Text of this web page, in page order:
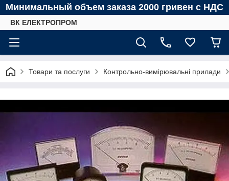
Минимальный объем заказа 2000 гривен с НДС
ВК ЕЛЕКТРОПРОМ
Товари та послуги Контрольно-вимірювальні прилади